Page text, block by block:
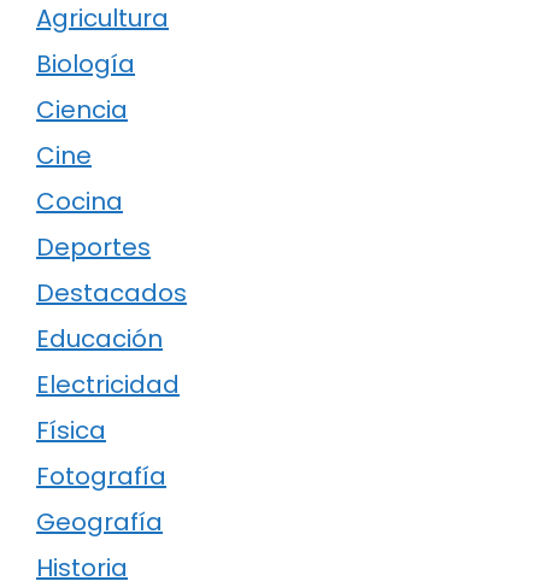
Agricultura
Biología
Ciencia
Cine
Cocina
Deportes
Destacados
Educación
Electricidad
Física
Fotografía
Geografía
Historia